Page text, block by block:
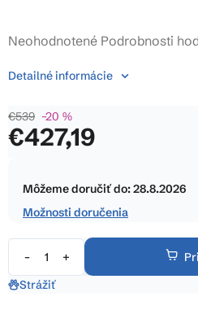
Priemerné
produktu
0,0
z
Neohodnotené Podrobnosti
€539 –20 %
€427,19
cena:
Môžeme doručiť do:28.8.2026
Možnosti doručenia
Detailné informácie
Strážiť